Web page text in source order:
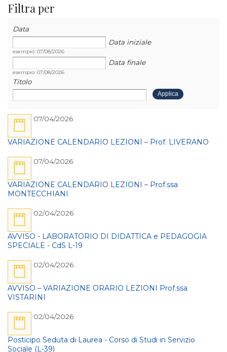
Filtra per
Data
Data iniziale
Data
esempio: 07/08/2026
Data finale
Data
esempio: 07/08/2026
Titolo
07/04/2026
VARIAZIONE CALENDARIO LEZIONI – Prof. LIVERANO
07/04/2026
VARIAZIONE CALENDARIO LEZIONI – Prof.ssa
MONTECCHIANI
02/04/2026
AVVISO - LABORATORIO DI DIDATTICA e PEDAGOGIA
SPECIALE - CdS L-19
02/04/2026
AVVISO – VARIAZIONE ORARIO LEZIONI Prof.ssa
VISTARINI
02/04/2026
Posticipo Seduta di Laurea - Corso di Studi in Servizio
Sociale (L-39)